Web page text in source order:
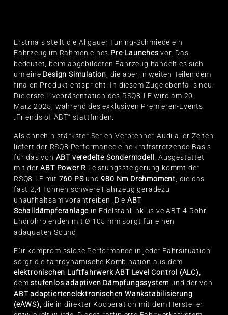
Erstmals stellt die Allgäuer Tuning-Schmiede ein
Fahrzeug im Rahmen eines Pre-Launches vor. Das
bedeutet, beim abgebildeten Fahrzeug handelt es sich
um eine Design Simulation, die aber in weiten Teilen dem
finalen Produkt entspricht. In diesem Zuge ebenfalls neu:
Die erste Livepräsentation des RSQ8-LE wird am 20.
März 2025, während des exklusiven Premieren-Events
„Friends of ABT“ stattfinden.
Als ohnehin stärkster Serien-Verbrenner-Audi aller Zeiten
liefert der RSQ8 Performance eine kraftstrotzende Basis
für das von ABT veredelte Sondermodell . Ausgestattet
mit derABT Power R Leistungssteigerung kommt der
RSQ8-LE mit 760 PSund980 Nm Drehmoment, die das
fast 2,4 Tonnen schwere Fahrzeug geradezu
unaufhaltsam vorantreiben. Die ABT
Schalldämpferanlage in Edelstahl inklusive ABT 4-Rohr
Endrohrblenden mit Ø 105 mm sorgt für einen
adäquaten Sound.
Für kompromisslose Performance in jeder Fahrsituation
sorgt die fahrdynamische Kombination aus dem
elektronischen Luftfahrwerk ABT Level Control (ALC),
dem stufenlos adaptiven Dämpfungssystem und der von
ABT adaptiertenelektronischen Wankstabilisierung
(eAWS),die in direkter Kooperation mit dem Hersteller